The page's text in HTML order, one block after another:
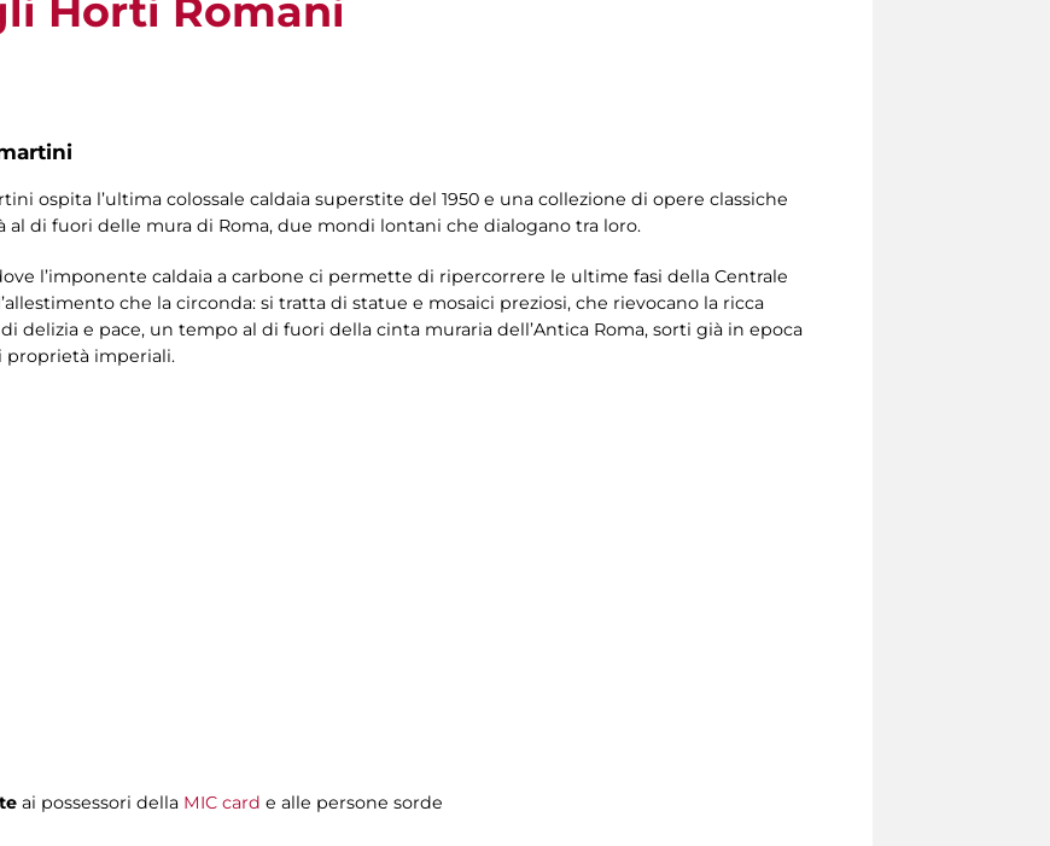
Horti Romani
ospita l’ultima colossale caldaia superstite del 1950 e una collezione di opere classiche
di fuori delle mura di Roma, due mondi lontani che dialogano tra loro.
l’imponente caldaia a carbone ci permette di ripercorrere le ultime fasi della Centrale
che la circonda: si tratta di statue e mosaici preziosi, che rievocano la ricca
delizia e pace, un tempo al di fuori della cinta muraria dell’Antica Roma, sorti già in epoca
proprietà imperiali.
ai possessori della MIC card e alle persone sorde